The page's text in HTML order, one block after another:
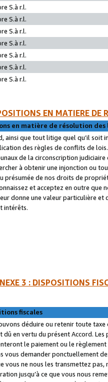
S.à r.l.
S.à r.l.
S.à r.l.
S.à r.l.
S.à r.l.
S.à r.l.
S.à r.l.
EN MATIERE DE
en matière de résolution
ainsi que tout litige quel qu’il soit
des règles de conflits de
de la circonscription
à obtenir une injonction ou
présumée de nos droits de
et acceptez en outre que
donne une valeur particulière
intérêts.
3 : DISPOSITIONS
fiscales
déduire ou retenir toute
dû en vertu du présent Accord.
le paiement ou le
vous demander ponctuellement
vous ne nous les transmettez
jusqu’à ce que vous nous